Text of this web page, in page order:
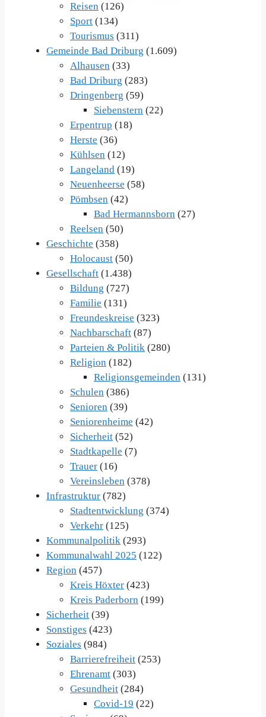
Reisen (126)
Sport (134)
Tourismus (311)
Gemeinde Bad Driburg (1.609)
Alhausen (33)
Bad Driburg (283)
Dringenberg (59)
Siebenstern (22)
Erpentrup (18)
Herste (36)
Kühlsen (12)
Langeland (19)
Neuenheerse (58)
Pömbsen (42)
Bad Hermannsborn (27)
Reelsen (50)
Geschichte (358)
Holocaust (50)
Gesellschaft (1.438)
Bildung (727)
Familie (131)
Freundeskreise (323)
Nachbarschaft (87)
Parteien & Politik (280)
Religion (182)
Religionsgemeinden (131)
Schulen (386)
Senioren (39)
Seniorenheime (42)
Sicherheit (52)
Stadtkapelle (7)
Trauer (16)
Vereinsleben (378)
Infrastruktur (782)
Stadtentwicklung (374)
Verkehr (125)
Kommunalpolitik (293)
Kommunalwahl 2025 (122)
Region (457)
Kreis Höxter (423)
Kreis Paderborn (199)
Sicherheit (39)
Sonstiges (423)
Soziales (984)
Barrierefreiheit (253)
Ehrenamt (303)
Gesundheit (284)
Covid-19 (22)